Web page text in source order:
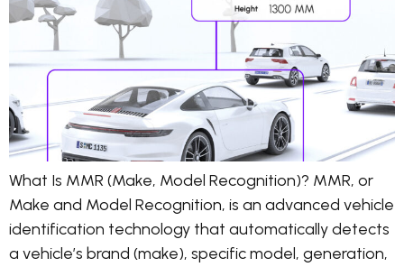
What Is MMR (Make, Model Recognition)? MMR, or
Make and Model Recognition, is an advanced vehicle
identification technology that automatically detects
a vehicle’s brand (make), specific model, generation,